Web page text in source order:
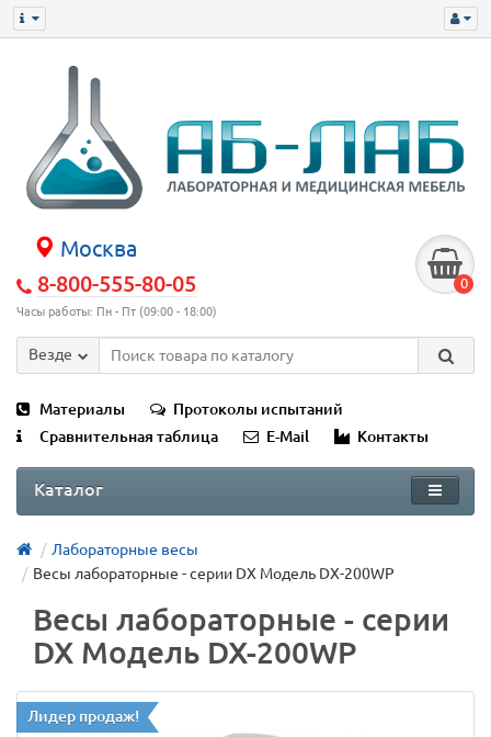
Москва
8-800-555-80-05
Часы работы: Пн - Пт (09:00 - 18:00)
0
Везде
Материалы
Протоколы испытаний
Сравнительная таблица
E-Mail Контакты
Каталог
Лабораторные весы
Весы лабораторные - серии DX Модель DX-200WP
Весы лабораторные - серии
DX Модель DX-200WP
Лидер продаж!